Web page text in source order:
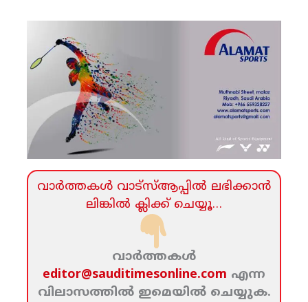
വാര്‍ത്തകള്‍ വാട്‌സ്‌ആപ്പില്‍ ലഭിക്കാന്‍
ലിങ്കില്‍ ക്ലിക്ക്‌ ചെയ്യൂ…
വാര്‍ത്തകള്‍
editor@sauditimesonline.com എന്ന
വിലാസത്തില്‍ ഇമെയില്‍ ചെയ്യുക.